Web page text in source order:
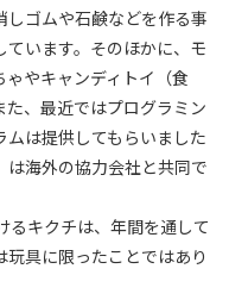
しゴムや石鹸などを作る事
います。そのほかに、モ
やキャンディトイ（食
、最近ではプログラミン
は提供してもらいました
海外の協力会社と共同で
るキクチは、年間を通して
具に限ったことではあり